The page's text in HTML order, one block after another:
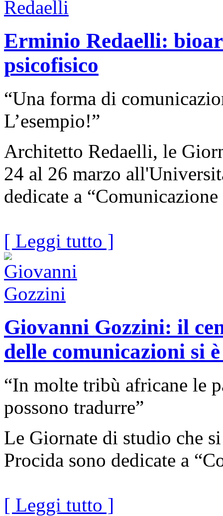
Erminio Redaelli:
psicofisico
“Una forma di
L’esempio!”
Architetto Redaelli, le
24 al 26 marzo
dedicate a
[ Leggi tutto ]
Giovanni Gozzini: il
delle comunicazioni si
“In molte tribù africane le
possono tradurre”
Le Giornate di studio che
Procida sono dedicate a
[ Leggi tutto ]